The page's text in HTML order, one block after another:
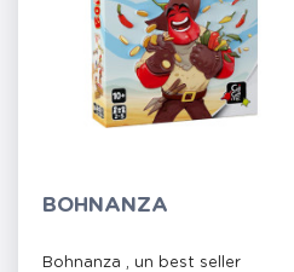
BOHNANZA
Bohnanza , un best seller